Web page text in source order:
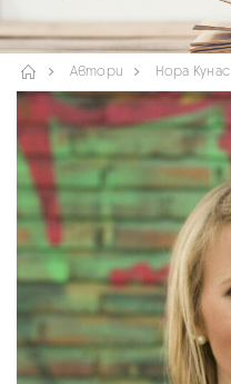
Автори Нора Кунас